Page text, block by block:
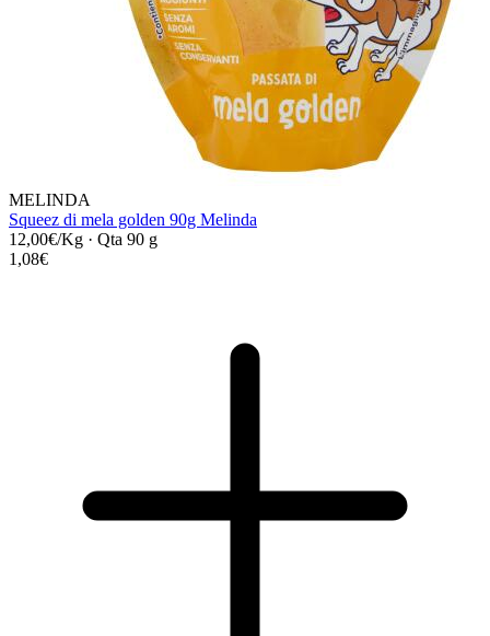
MELINDA
Squeez di mela golden 90g Melinda
12,00€/Kg · Qta 90 g
1,08€